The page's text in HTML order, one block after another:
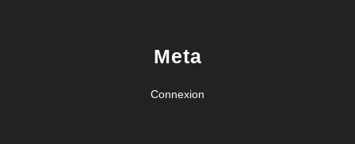
Meta
Connexion